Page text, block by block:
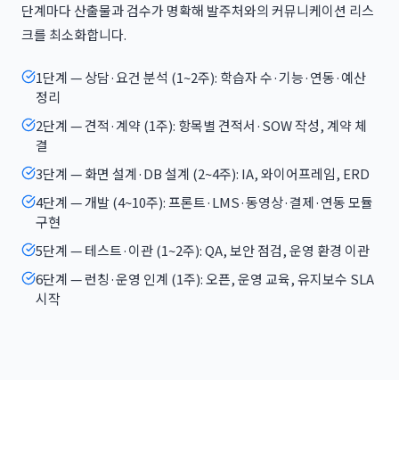
단계마다 산출물과 검수가 명확해 발주처와의 커뮤니케이션 리스
크를 최소화합니다.
1단계 — 상담·요건 분석 (1~2주): 학습자 수·기능·연동·예산
정리
2단계 — 견적·계약 (1주): 항목별 견적서·SOW 작성, 계약 체
결
3단계 — 화면 설계·DB 설계 (2~4주): IA, 와이어프레임, ERD
4단계 — 개발 (4~10주): 프론트·LMS·동영상·결제·연동 모듈
구현
5단계 — 테스트·이관 (1~2주): QA, 보안 점검, 운영 환경 이관
6단계 — 런칭·운영 인계 (1주): 오픈, 운영 교육, 유지보수 SLA
시작